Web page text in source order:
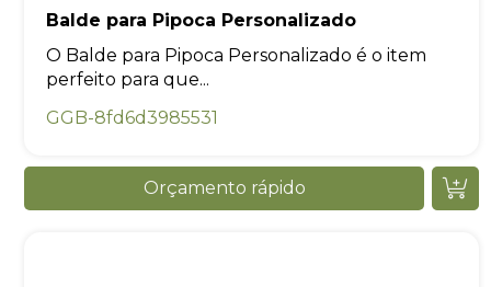
Balde para Pipoca Personalizado
O Balde para Pipoca Personalizado é o item
perfeito para que...
GGB-8fd6d3985531
Orçamento rápido